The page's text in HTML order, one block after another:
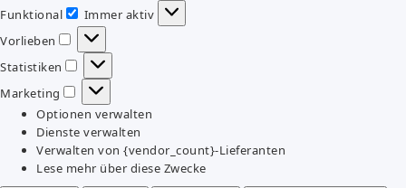
Funktional
Funktional
Immer aktiv
Vorlieben
Vorlieben
Statistiken
Statistiken
Marketing
Marketing
Optionen verwalten
Dienste verwalten
Verwalten von {vendor_count}-Lieferanten
Lese mehr über diese Zwecke